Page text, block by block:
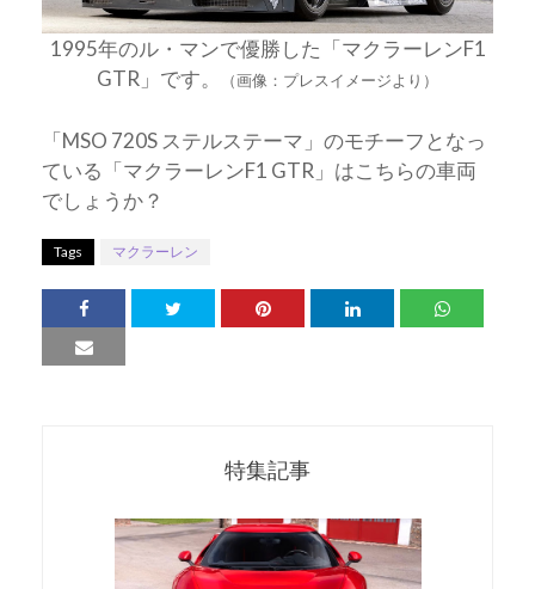
1995年のル・マンで優勝した「マクラーレンF1
GTR」です。
（画像：プレスイメージより）
「MSO 720S ステルステーマ」のモチーフとなっ
ている「マクラーレンF1 GTR」はこちらの車両
でしょうか？
Tags マクラーレン
特集記事